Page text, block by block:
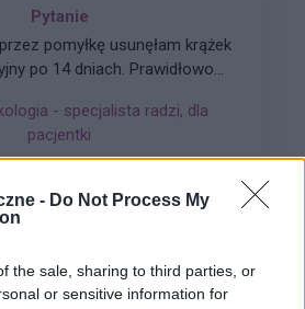
- Do Not Process My
the sale, sharing to third parties, or
or sensitive information for
Pytanie
po 14 dniach. Prawidłowo
się. wczoraj odbyłam
mężem. Kupiłam w Turcji
(ella 30mg) i je użyłam. Nie
krążka. do polski wrócę dopiero
zrobić teraz 7 dni przerwy i
to będzie ok?
- specjalista radzi, dla
pacjentki